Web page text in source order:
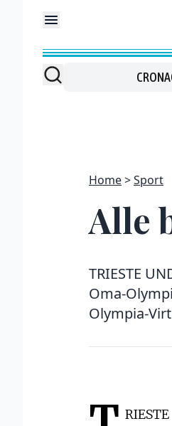
Home Sport
Alle
TRIESTE
Oma-
Olympia-
RIESTE